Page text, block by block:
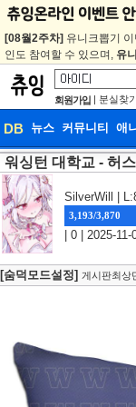
[08월2주차] 유니크뽑기
인도 참여할 수 있으며, 유
회원가입 | 분실찾
DB 뉴스 커뮤니티 애
DB
웹툰
워싱턴 대학교 - 허스
SilverWill |
3,193/3,870
| 0 | 2025-
[숨덕모드설정] 게시판최상